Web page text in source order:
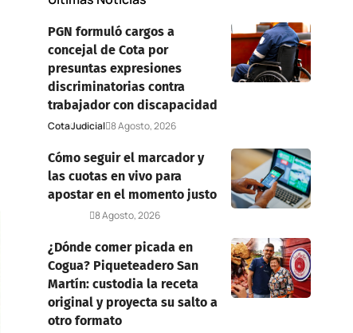
PGN formuló cargos a
concejal de Cota por
presuntas expresiones
discriminatorias contra
trabajador con discapacidad
CotaJudicial 8 Agosto, 2026
Cómo seguir el marcador y
las cuotas en vivo para
apostar en el momento justo
8 Agosto, 2026
¿Dónde comer picada en
Cogua? Piqueteadero San
Martín: custodia la receta
original y proyecta su salto a
otro formato